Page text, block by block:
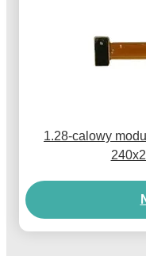
1.28-calowy